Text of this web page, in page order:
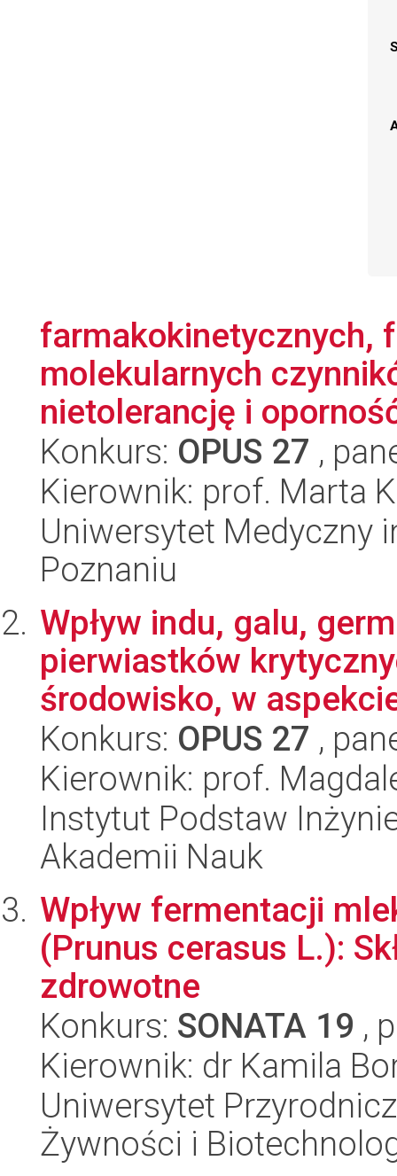
farmakokinetycznych,
molekularnych
nietolerancję i
Konkurs: OPUS 27 ,
Kierownik: prof. Marta
Uniwersytet Medyczny
Poznaniu
Wpływ indu, galu,
pierwiastków
środowisko, w
Konkurs: OPUS 27 ,
Kierownik: prof.
Instytut Podstaw
Akademii Nauk
Wpływ fermentacji
(Prunus cerasus L.):
zdrowotne
Konkurs: SONATA 19 ,
Kierownik: dr Kamila
Uniwersytet
Żywności i